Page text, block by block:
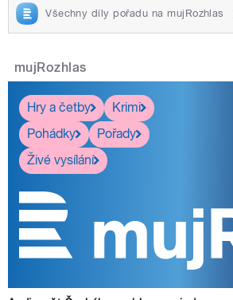
Všechny díly pořadu na mujRozhlas
mujRozhlas
Hry a četby
Krimi
Pohádky
Pořady
Živé vysílání